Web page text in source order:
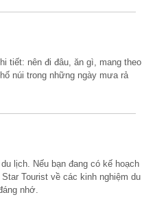
tiết: nên đi đâu, ăn gì, mang theo
núi trong những ngày mưa rả
lịch. Nếu bạn đang có kế hoạch
Tourist về các kinh nghiệm du
nhớ.